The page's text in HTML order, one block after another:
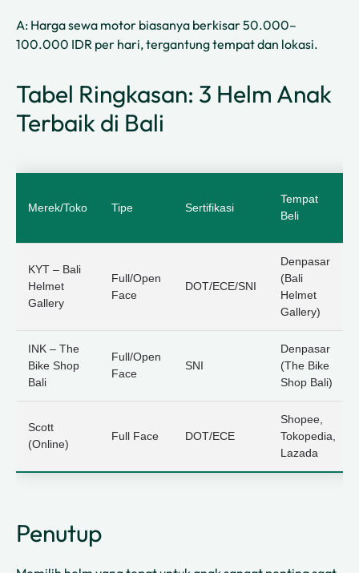
A: Harga sewa motor biasanya berkisar 50.000–
100.000 IDR per hari, tergantung tempat dan lokasi.
Tabel Ringkasan: 3 Helm Anak
Terbaik di Bali
Merek/Toko Tipe Sertifikasi
Tempat
Beli
KYT – Bali
Helmet
Gallery
Full/Open
Face
DOT/ECE/SNI
Denpasar
(Bali
Helmet
Gallery)
INK – The
Bike Shop
Bali
Full/Open
Face
SNI
Denpasar
(The Bike
Shop Bali)
Scott
(Online)
Full Face DOT/ECE
Shopee,
Tokopedia,
Lazada
Penutup